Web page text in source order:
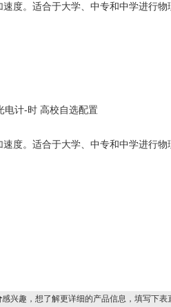
度。适合于大学、中专和中学进行物
电计-时 高校自选配置
度。适合于大学、中专和中学进行物
感兴趣，想了解更详细的产品信息，填写下表